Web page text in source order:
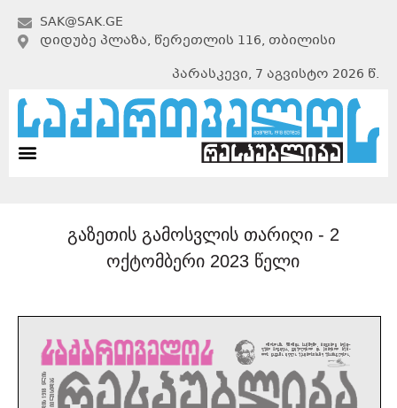
SAK@SAK.GE
ᲓᲘᲓᲣᲑᲔ ᲞᲚᲐᲖᲐ, ᲬᲔᲠᲔᲗᲚᲘᲡ 116, ᲗᲑᲘᲚᲘᲡᲘ
პარასკევი, 7 აგვისტო 2026 წ.
გაზეთის გამოსვლის თარიღი - 2
ოქტომბერი 2023 წელი